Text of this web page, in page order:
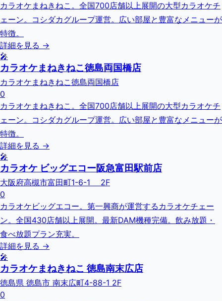
カラオケまねきねこ。全国700店舗以上展開の大型カラオケチ
ェーン。コシダカグループ運営。広い部屋と豊富なメニューが
特徴。
詳細を見る →
🎤
カラオケまねきねこ徳島両国橋店
カラオケまねきねこ徳島両国橋店
0
カラオケまねきねこ。全国700店舗以上展開の大型カラオケチ
ェーン。コシダカグループ運営。広い部屋と豊富なメニューが
特徴。
詳細を見る →
🎤
カラオケ ビッグエコー阪急富田駅前店
大阪府高槻市富田町1-6-1 2F
0
カラオケビッグエコー。第一興商が運営するカラオケチェー
ン。全国430店舗以上展開。最新DAM機種完備。飲み放題・
食べ放題プラン充実。
詳細を見る →
🎤
カラオケまねきねこ 徳島南末広店
徳島県 徳島市 南末広町4-88-1 2F
0